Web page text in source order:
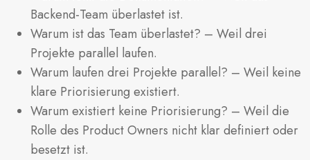
Backend-Team überlastet ist.
Warum ist das Team überlastet? – Weil drei
Projekte parallel laufen.
Warum laufen drei Projekte parallel? – Weil keine
klare Priorisierung existiert.
Warum existiert keine Priorisierung? – Weil die
Rolle des Product Owners nicht klar definiert oder
besetzt ist.